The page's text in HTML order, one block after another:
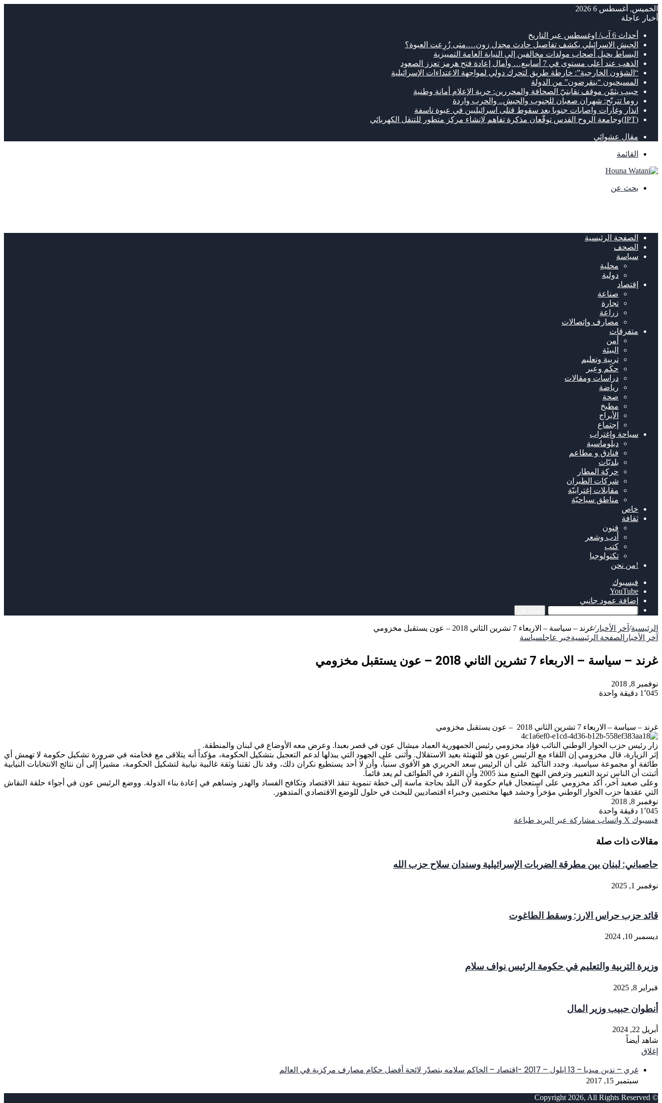
الخميس, أغسطس 6 2026
أخبار عاجلة
أحداث 6 آب/ اوغسطس عبر التاريخ
الجيش الاسرائيلي يكشف تفاصيل حادث مجدل زون….متى زُرِعت العبوة؟
البساط يحيل أصحاب مولدات مخالفين إلى النيابة العامة التمييزية
الذهب عند أعلى مستوى في 7 أسابيع… وآمال إعادة فتح هرمز تعزز الصعود
“الشؤون الخارجية”: خارطة طريق لتحرك دولي لمواجهة الاعتداءات الإسرائيلية
المسيحيون “ينقرضون” من الدولة
حبيب يثمّن موقف نقابتيّ الصحافة والمحررين: حرية الإعلام أمانة وطنية
روما تترنّح: شهران صعبان للجنوب والجيش.. والحرب واردة
انذار وغارات واصابات جنوبا بعد سقوط قتلى اسرائيليين في عبوة ناسفة
(IPT)وجامعة الروح القدس توقّعان مذكرة تفاهم لإنشاء مركز متطور للتنقل الكهربائي
مقال عشوائي
القائمة
بحث عن
الصفحة الرئيسية
الصحف
سياسة
محلية
دولية
إقتصاد
صناعة
تجارة
زراعة
مصارف وإتصالات
متفرقات
أمن
البيئة
تربية وتعليم
حكَم وعِبر
دراسات ومقالات
رياضة
صحة
مطبخ
الأبراج
إجتماع
سياحة وإغتراب
دبلوماسية
فنادق و مطاعم
بلديّات
حركة المطار
شركات الطيران
مقابلات إغترابيّة
مناطق سياحيّة
خاص
ثقافة
فنون
أدب وشعر
كتب
تكنولوجيا
!من نحن
فيسبوك
‫YouTube
إضافة عمود جانبي
الرئيسية/ آخر الأخبار/غرند – سياسة – الاربعاء 7 تشرين الثاني 2018 – عون يستقبل مخزومي
آخر الأخبار الصفحة الرئيسيةخبر عاجلسياسة
غرند – سياسة – الاربعاء 7 تشرين الثاني 2018 – عون يستقبل مخزومي
نوفمبر 8, 2018
1٬045 دقيقة واحدة
غرند – سياسة – الاربعاء 7 تشرين الثاني 2018 – عون يستقبل مخزومي
زار رئيس حزب الحوار الوطني النائب فؤاد مخزومي رئيس الجمهورية العماد ميشال عون في قصر بعبدا. وعرض معه الأوضاع في لبنان والمنطقة.
إثر الزيارة، قال مخزومي إن اللقاء مع الرئيس عون هو للتهنئة بعيد الاستقلال. وأثنى على الجهود التي يبذلها لدعم التعجيل بتشكيل الحكومة، مؤكداً أنه يتلاقى مع فخامته في ضرورة تشكيل حكومة لا تهمش أي
طائفة أو مجموعة سياسية. وجدد التأكيد على أن الرئيس سعد الحريري هو الأقوى سنياً، وأن لا أحد يستطيع نكران ذلك، وقد نال ثقتنا وثقة غالبية نيابية لتشكيل الحكومة، مشيراً إلى أن نتائج الانتخابات النيابية
أثبتت أن الناس تريد التغيير وترفض النهج المتبع منذ 2005 وأن التفرد في الطوائف لم يعد قائماً.
وعلى صعيد آخر، أكد مخزومي على استعجال قيام حكومة لأن البلد بحاجة ماسة إلى خطة تنموية تنقذ الاقتصاد وتكافح الفساد والهدر وتساهم في إعادة بناء الدولة. ووضع الرئيس عون في أجواء حلقة النقاش
التي عقدها حزب الحوار الوطني مؤخراً وحشد فيها مختصين وخبراء اقتصاديين للبحث في حلول للوضع الاقتصادي المتدهور.
نوفمبر 8, 2018
1٬045 دقيقة واحدة
فيسبوك ‫X واتساب مشاركة عبر البريد طباعة
مقالات ذات صلة
حاصباني: لبنان بين مطرقة الضربات الإسرائيلية وسندان سلاح حزب الله
نوفمبر 1, 2025
قائد حزب حراس الارز: وسقط الطاغوت
ديسمبر 10, 2024
وزيرة التربية والتعليم في حكومة الرئيس نواف سلام
فبراير 8, 2025
أنطوان حبيب وزير المال
أبريل 22, 2024
شاهد أيضاً
إغلاق
غري – ندين ميديا – 13 ايلول – 2017 -اقتصاد – الحاكم سلامه يتصدّر لائحة أفضل حكام مصارف مركزية في العالم
سبتمبر 15, 2017
© Copyright 2026, All Rights Reserved